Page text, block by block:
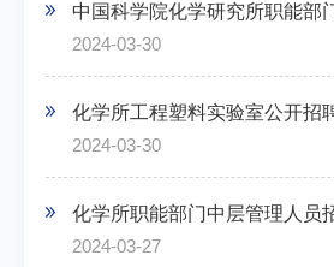
中国科学院化学研究所职能部
2024-03-30
化学所工程塑料实验室公开招
2024-03-30
化学所职能部门中层管理人员
2024-03-27